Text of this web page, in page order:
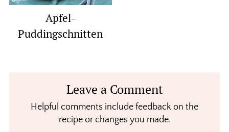
Apfel-
Puddingschnitten
InteractionsLeave a Comment
Helpful comments include feedback on the
recipe or changes you made.